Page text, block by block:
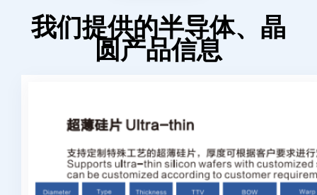
我们提供的半导体、晶
圆产品信息